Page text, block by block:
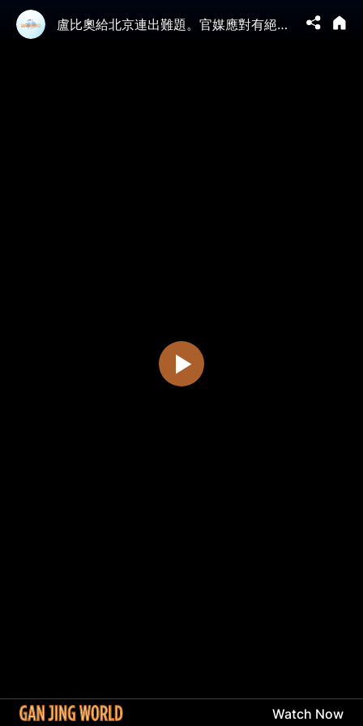
盧比奧給北京連出難題。官媒應對有絕招。特勤局和中共警察爆肢體衝突，福克斯金牌主持人遭罰款，記者大戰中共安保。習近平身高會伸縮？#川習會 #習近平 #川普 | 新視野 第2351期 20260516
Watch Now